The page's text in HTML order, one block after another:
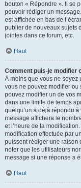
bouton « Répondre ». Il se
pouvoir rédiger un
est affichée en bas de
publier de nouveaux sujets
jointes dans ce forum, etc.
Haut
Comment puis-je modifier
À moins que vous ne soyez
vous ne pouvez modifier ou
pouvez modifier un de vos
dans une limite de temps
quelqu’un a déjà répondu
message affichera le
et l’heure de la modification.
modification effectuée par
puissent rédiger une raison
noter que les utilisateurs
message si une réponse a
Haut